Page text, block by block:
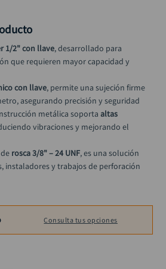
1/2" con llave, desarrollado para
que requieren mayor capacidad y
con llave, permite una sujeción firme
asegurando precisión y seguridad
metálica soporta altas
vibraciones y mejorando el
rosca 3/8" – 24 UNF, es una solución
instaladores y trabajos de perforación
1/2” (1.5 – 13 mm)Consulta tus opciones